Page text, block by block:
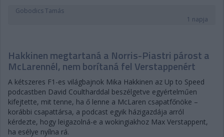
Gobodics Tamás
1 napja
Hakkinen megtartaná a Norris-Piastri párost a
McLarennél, nem borítaná fel Verstappenért
A kétszeres F1-es világbajnok Mika Hakkinen az Up to Speed
podcastben David Coultharddal beszélgetve egyértelműen
kifejtette, mit tenne, ha ő lenne a McLaren csapatfőnöke –
korábbi csapattársa, a podcast egyik házigazdája arról
kérdezte, hogy leigazolná-e a wokingiakhoz Max Verstappent,
ha esélye nyílna rá.